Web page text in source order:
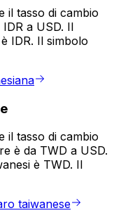
il tasso di cambio
a USD. Il
IDR. Il simbolo
il tasso di cambio
è da TWD a USD.
è TWD. Il
taiwanese